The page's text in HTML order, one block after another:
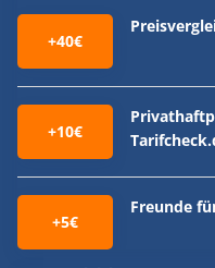
+40€
+10€
+5€
Freunde